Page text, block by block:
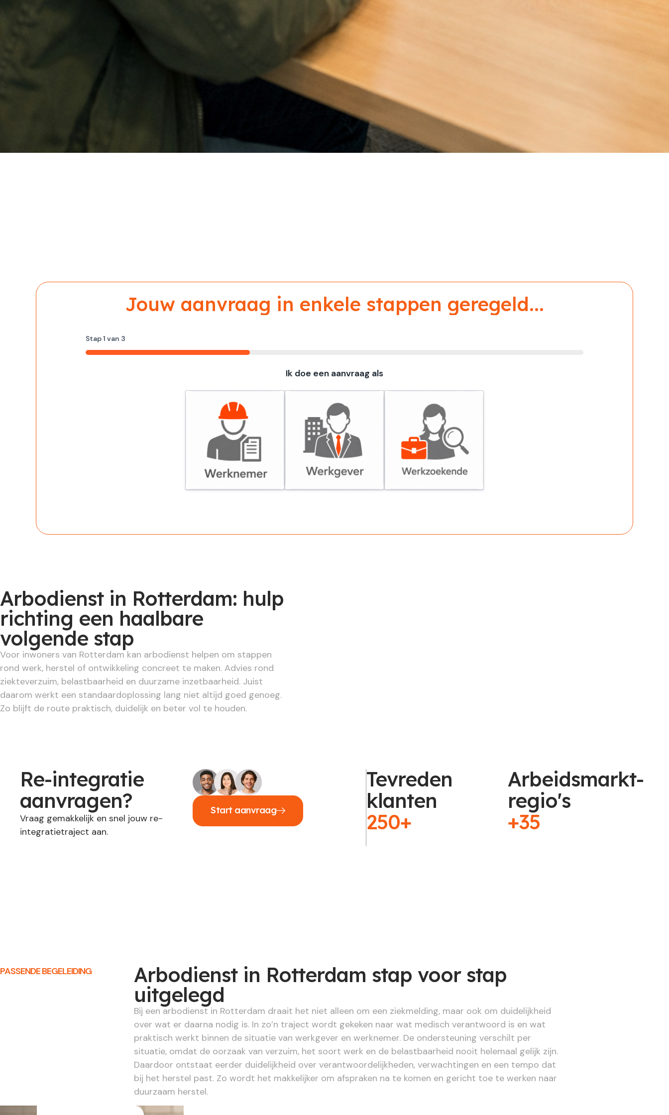
Jouw aanvraag in enkele stappen geregeld...
Stap1 van 3
33%
Ik doe een aanvraag als
Werknemer Werkgever Werkzoekende
Arbodienst in Rotterdam: hulp
richting een haalbare
volgende stap
Voor inwoners van Rotterdam kan arbodienst helpen om stappen
rond werk, herstel of ontwikkeling concreet te maken. Advies rond
ziekteverzuim, belastbaarheid en duurzame inzetbaarheid. Juist
daarom werkt een standaardoplossing lang niet altijd goed genoeg.
Zo blijft de route praktisch, duidelijk en beter vol te houden.
Re-integratie
aanvragen?
Vraag gemakkelijk en snel jouw re-
integratietraject aan.
Start aanvraag
Tevreden
klanten
250+
Arbeidsmarkt-
regio's
+35
PASSENDE BEGELEIDING
Arbodienst in Rotterdam stap voor stap
uitgelegd
Bij een arbodienst in Rotterdam draait het niet alleen om een ziekmelding, maar ook om duidelijkheid
over wat er daarna nodig is. In zo’n traject wordt gekeken naar wat medisch verantwoord is en wat
praktisch werkt binnen de situatie van werkgever en werknemer. De ondersteuning verschilt per
situatie, omdat de oorzaak van verzuim, het soort werk en de belastbaarheid nooit helemaal gelijk zijn.
Daardoor ontstaat eerder duidelijkheid over verantwoordelijkheden, verwachtingen en een tempo dat
bij het herstel past. Zo wordt het makkelijker om afspraken na te komen en gericht toe te werken naar
duurzaam herstel.